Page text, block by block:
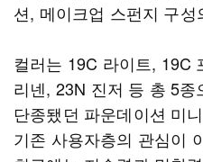
션, 메이크업 스펀지 구
컬러는 19C 라이트, 19C
리넨, 23N 진저 등 총 5
단종됐던 파운데이션 미
기존 사용자층의 관심이